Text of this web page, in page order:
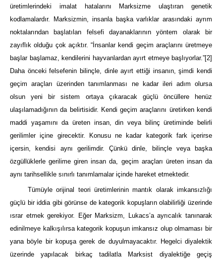
üretimlerindeki imalat hatalarını Marksizme ulaştıran genetik
kodlamalardır. Marksizmin, insanla başka varlıklar arasındaki ayrım
noktalarından başlatılan felsefi dayanaklarının yöntem olarak bir
zayıflık olduğu çok açıktır. “İnsanlar kendi geçim araçlarını üretmeye
başlar başlamaz, kendilerini hayvanlardan ayırt etmeye başlıyorlar.”[2]
Daha önceki felsefenin bilinçle, dinle ayırt ettiği insanın, şimdi kendi
geçim araçları üzerinden tanımlanması ne kadar ileri adım olursa
olsun yeni bir sistem ortaya çıkaracak güçlü öncüllere henüz
ulaşılamadığının da belirtisidir. Kendi geçim araçlarını üretirken kendi
maddi yaşamını da üreten insan, din veya bilinç üretiminde belirli
gerilimler içine girecektir. Konusu ne kadar kategorik fark içerirse
içersin, kendisi aynı gerilimdir. Çünkü dinle, bilinçle veya başka
özgüllüklerle gerilime giren insan da, geçim araçları üreten insan da
aynı tarihsellikle sınırlı tanımlamalar içinde hareket etmektedir.
Tümüyle orijinal teori üretimlerinin mantık olarak imkansızlığı
güçlü bir iddia gibi görünse de kategorik kopuşların olabilirliği üzerinde
ısrar etmek gerekiyor. Eğer Marksizm, Lukacs’a ayrıcalık tanınarak
edinilmeye kalkışılırsa kategorik kopuşun imkansız olup olmaması bir
yana böyle bir kopuşa gerek de duyulmayacaktır. Hegelci diyalektik
üzerinde yapılacak birkaç tadilatla Marksist diyalektiğe geçiş